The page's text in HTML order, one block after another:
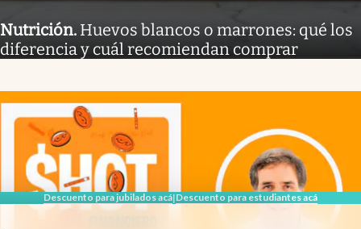
Descuento para jubilados acá|Descuento para estudiantes acá
Nutrición. Huevos blancos o marrones: qué los
diferencia y cuál recomiendan comprar